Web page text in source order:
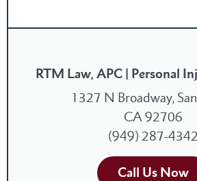
RTM Law, APC | Personal
1327 N Broadway,
CA 92706
(949) 287-4342
Call Us Now